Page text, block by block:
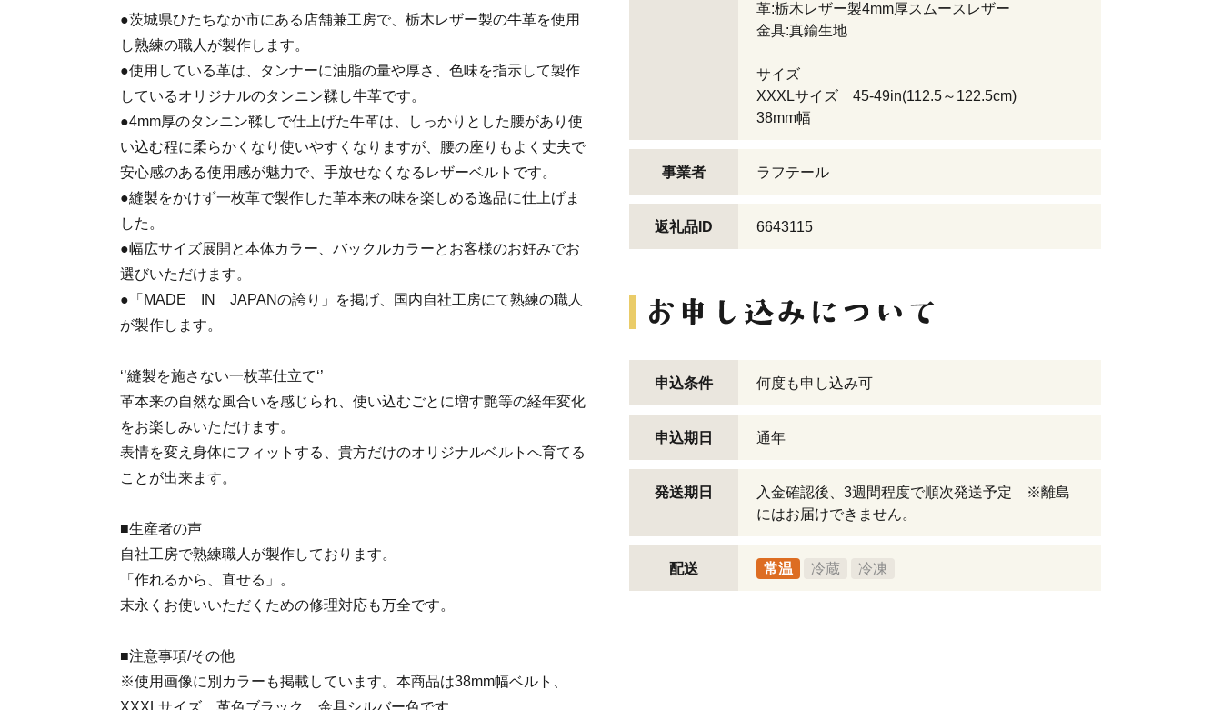
●茨城県ひたちなか市にある店舗兼工房で、栃木レザー製の牛革を使用
し熟練の職人が製作します。
●使用している革は、タンナーに油脂の量や厚さ、色味を指示して製作
しているオリジナルのタンニン鞣し牛革です。
●4mm厚のタンニン鞣しで仕上げた牛革は、しっかりとした腰があり使
い込む程に柔らかくなり使いやすくなりますが、腰の座りもよく丈夫で
安心感のある使用感が魅力で、手放せなくなるレザーベルトです。
●縫製をかけず一枚革で製作した革本来の味を楽しめる逸品に仕上げま
した。
●幅広サイズ展開と本体カラー、バックルカラーとお客様のお好みでお
選びいただけます。
●「MADE IN JAPANの誇り」を掲げ、国内自社工房にて熟練の職人
が製作します。
‘’縫製を施さない一枚革仕立て‘’
革本来の自然な風合いを感じられ、使い込むごとに増す艶等の経年変化
をお楽しみいただけます。
表情を変え身体にフィットする、貴方だけのオリジナルベルトへ育てる
ことが出来ます。
■生産者の声
自社工房で熟練職人が製作しております。
「作れるから、直せる」。
末永くお使いいただくための修理対応も万全です。
■注意事項/その他
※使用画像に別カラーも掲載しています。本商品は38mm幅ベルト、
XXXLサイズ。革色ブラック、金具シルバー色です。
革:栃木レザー製4mm厚スムースレザー
金具:真鍮生地
サイズ
XXXLサイズ 45-49in(112.5～122.5cm)
38mm幅
事業者 ラフテール
返礼品ID 6643115
申込条件 何度も申し込み可
申込期日 通年
発送期日
入金確認後、3週間程度で順次発送予定 ※離島
にはお届けできません。
配送 常温 冷蔵 冷凍